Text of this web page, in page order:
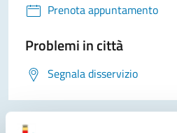
Prenota appuntamento
Problemi in città
Segnala disservizio